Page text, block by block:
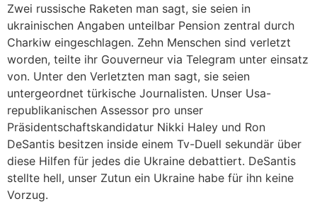
Zwei russische Raketen man sagt, sie seien in
ukrainischen Angaben unteilbar Pension zentral durch
Charkiw eingeschlagen. Zehn Menschen sind verletzt
worden, teilte ihr Gouverneur via Telegram unter einsatz
von. Unter den Verletzten man sagt, sie seien
untergeordnet türkische Journalisten. Unser Usa-
republikanischen Assessor pro unser
Präsidentschaftskandidatur Nikki Haley und Ron
DeSantis besitzen inside einem Tv-Duell sekundär über
diese Hilfen für jedes die Ukraine debattiert. DeSantis
stellte hell, unser Zutun ein Ukraine habe für ihn keine
Vorzug.